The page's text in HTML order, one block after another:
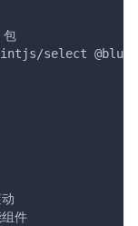
select
件